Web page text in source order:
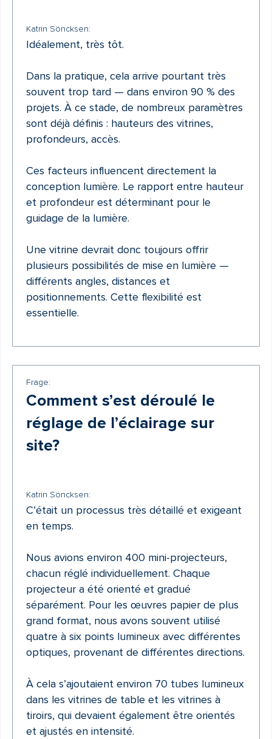
Katrin Söncksen:
Idéalement, très tôt.
Dans la pratique, cela arrive pourtant très
souvent trop tard — dans environ 90 % des
projets. À ce stade, de nombreux paramètres
sont déjà définis : hauteurs des vitrines,
profondeurs, accès.
Ces facteurs influencent directement la
conception lumière. Le rapport entre hauteur
et profondeur est déterminant pour le
guidage de la lumière.
Une vitrine devrait donc toujours offrir
plusieurs possibilités de mise en lumière —
différents angles, distances et
positionnements. Cette flexibilité est
essentielle.
Frage:
Comment s’est déroulé le
réglage de l’éclairage sur
site?
Katrin Söncksen:
C’était un processus très détaillé et exigeant
en temps.
Nous avions environ 400 mini-projecteurs,
chacun réglé individuellement. Chaque
projecteur a été orienté et gradué
séparément. Pour les œuvres papier de plus
grand format, nous avons souvent utilisé
quatre à six points lumineux avec différentes
optiques, provenant de différentes directions.
À cela s’ajoutaient environ 70 tubes lumineux
dans les vitrines de table et les vitrines à
tiroirs, qui devaient également être orientés
et ajustés en intensité.